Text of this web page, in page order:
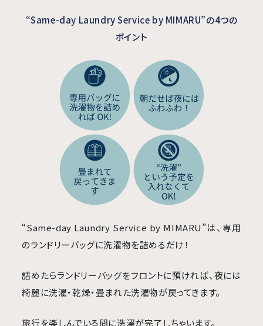
“Same-day Laundry Service by MIMARU”の4つの
ポイント
“Same-day Laundry Service by MIMARU”は、専用
のランドリーバッグに洗濯物を詰めるだけ！
詰めたらランドリーバッグをフロントに預ければ、夜には
綺麗に洗濯・乾燥・畳まれた洗濯物が戻ってきます。
旅行を楽しんでいる間に洗濯が完了しちゃいます。